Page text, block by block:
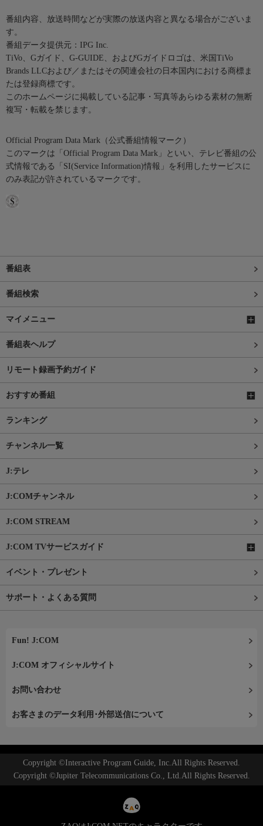
番組内容、放送時間などが実際の放送内容と異なる場合がございま
す。
番組データ提供元：IPG Inc.
TiVo、Gガイド、G-GUIDE、およびGガイドロゴは、米国TiVo
Brands LLCおよび／またはその関連会社の日本国内における商標ま
たは登録商標です。
このホームページに掲載している記事・写真等あらゆる素材の無断
複写・転載を禁じます。
Official Program Data Mark（公式番組情報マーク）
このマークは「Official Program Data Mark」といい、テレビ番組の公
式情報である「SI(Service Information)情報」を利用したサービスに
のみ表記が許されているマークです。
番組表
番組検索
マイメニュー
番組表ヘルプ
リモート録画予約ガイド
おすすめ番組
ランキング
チャンネル一覧
J:テレ
J:COMチャンネル
J:COM STREAM
J:COM TVサービスガイド
イベント・プレゼント
サポート・よくある質問
Fun! J:COM
J:COM オフィシャルサイト
お問い合わせ
お客さまのデータ利用･外部送信について
Copyright ©Interactive Program Guide, Inc.All Rights Reserved.
Copyright ©Jupiter Telecommunications Co., Ltd.All Rights Reserved.